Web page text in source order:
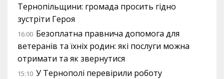
Тернопільщини: громада просить гідно
зустріти Героя
16:00 Безоплатна правнича допомога для
ветеранів та їхніх родин: які послуги можна
отримати та як звернутися
15:10 У Тернополі перевірили роботу